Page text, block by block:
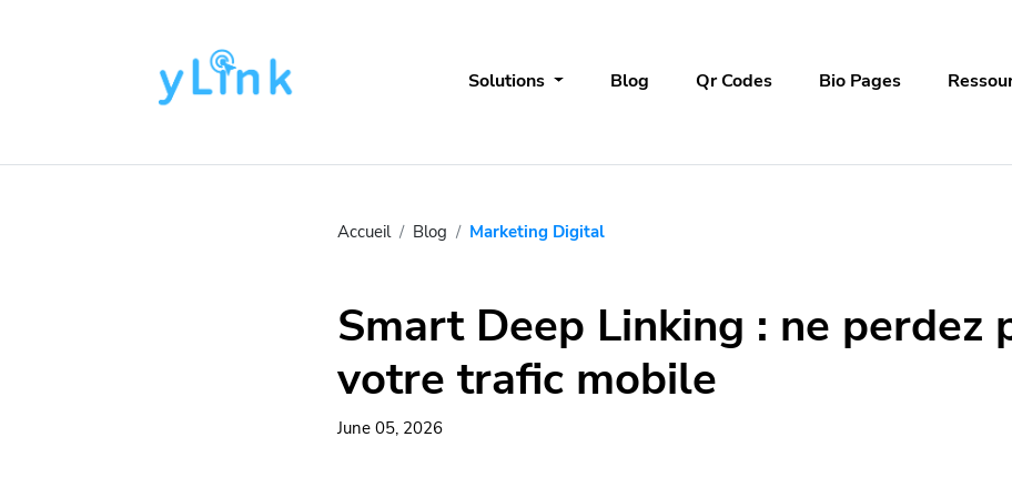
Solutions Blog Qr Codes Bio Pages
Accueil Blog Marketing Digital
Smart Deep Linking : ne perdez
votre trafic mobile
June 05, 2026